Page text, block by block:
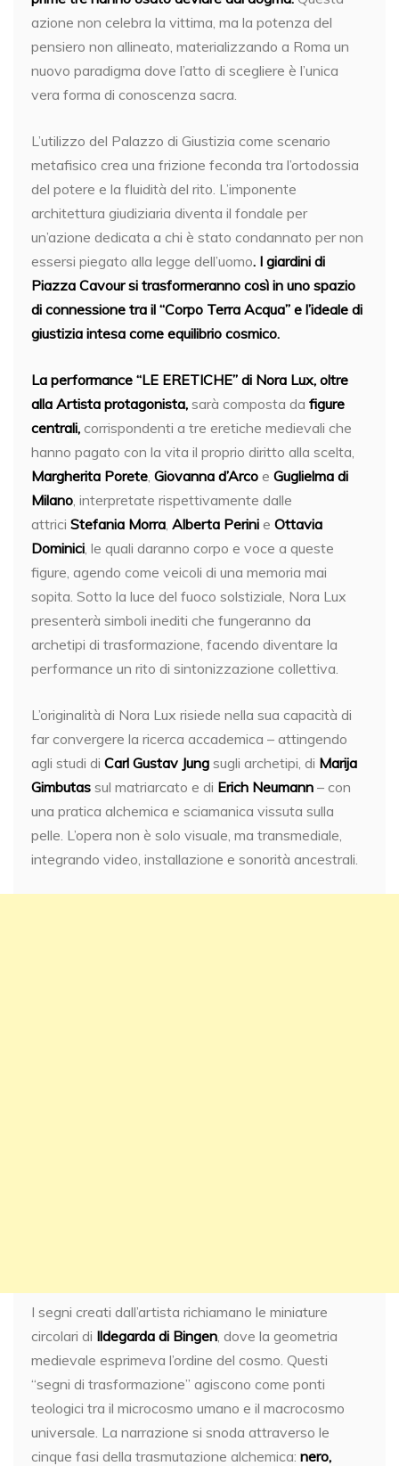
azione non celebra la vittima, ma la potenza del
pensiero non allineato, materializzando a Roma un
nuovo paradigma dove l’atto di scegliere è l’unica
vera forma di conoscenza sacra.
L’utilizzo del Palazzo di Giustizia come scenario
metafisico crea una frizione feconda tra l’ortodossia
del potere e la fluidità del rito. L’imponente
architettura giudiziaria diventa il fondale per
un’azione dedicata a chi è stato condannato per non
essersi piegato alla legge dell’uomo. I giardini di
Piazza Cavour si trasformeranno così in uno spazio
di connessione tra il “Corpo Terra Acqua” e l’ideale di
giustizia intesa come equilibrio cosmico.
La performance “LE ERETICHE” di Nora Lux, oltre
alla Artista protagonista, sarà composta da figure
centrali, corrispondenti a tre eretiche medievali che
hanno pagato con la vita il proprio diritto alla scelta,
Margherita Porete Giovanna d’Arco e Guglielma di
Milano , interpretate rispettivamente dalle
attrici Stefania Morra Alberta Perini e Ottavia
Dominici , le quali daranno corpo e voce a queste
figure, agendo come veicoli di una memoria mai
sopita. Sotto la luce del fuoco solstiziale, Nora Lux
presenterà simboli inediti che fungeranno da
archetipi di trasformazione, facendo diventare la
performance un rito di sintonizzazione collettiva.
L’originalità di Nora Lux risiede nella sua capacità di
far convergere la ricerca accademica – attingendo
agli studi di Carl Gustav Jung sugli archetipi, di Marija
Gimbutas sul matriarcato e di Erich Neumann – con
una pratica alchemica e sciamanica vissuta sulla
pelle. L’opera non è solo visuale, ma transmediale,
integrando video, installazione e sonorità ancestrali.
I segni creati dall’artista richiamano le miniature
circolari di Ildegarda di Bingen , dove la geometria
medievale esprimeva l’ordine del cosmo. Questi
“segni di trasformazione” agiscono come ponti
teologici tra il microcosmo umano e il macrocosmo
universale. La narrazione si snoda attraverso le
cinque fasi della trasmutazione alchemica: nero,